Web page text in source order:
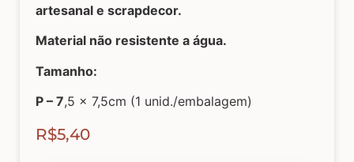
Tecidos de Páscoa
MDF – CAIXAS E APLIQUES
Natal
artesanal e scrapdecor.
Material não resistente a água.
Tamanho:
P – 7,5 x 7,5cm (1 unid./embalagem)
R$5,40